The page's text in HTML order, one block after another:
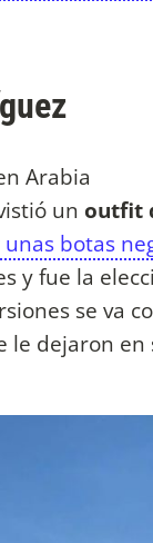
Arabia
un outfit
botas
y fue la
se va
le dejaron en